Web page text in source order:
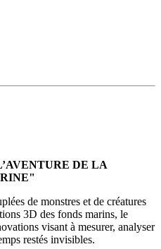
DE LA
de monstres et de créatures
3D des fonds marins, le
visant à mesurer, analyser
restés invisibles.